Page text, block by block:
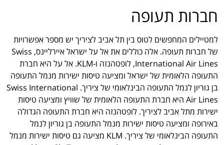
חברות תעופה
למטיילים המחפשים לטוס בין תל אביב לציריך יש מספר אפשרויות
של חברות תעופה. אלה כוללים את אל על ישראל איירליינס, Swiss
International Air Lines, לופטהנזה ו-KLM. אל על היא חברת
התעופה הלאומית של ישראל ומציעה טיסות ישירות מנמל התעופה
בן גוריון לנמל התעופה הבינלאומי של ציריך. Swiss International
Air Lines היא חברת התעופה הלאומית של שוויץ ומציעה טיסות
ישירות מתל אביב לציריך. לופטהנזה היא חברת התעופה הגדולה
באירופה ומציעה טיסות ישירות מנמל התעופה בן גוריון לנמל
התעופה הבינלאומי של ציריך. KLM מציעה גם טיסות ישירות מנמל